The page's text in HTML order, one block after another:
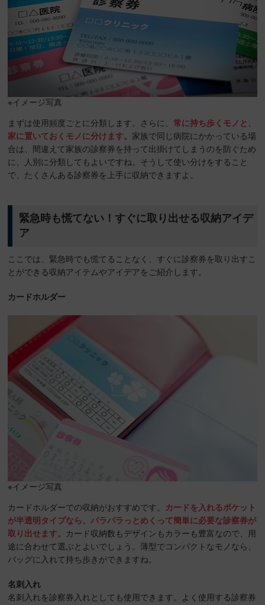
※イメージ写真
まずは使用頻度ごとに分類します。さらに、常に持ち歩くモノと、
家に置いておくモノに分けます。 家族で同じ病院にかかっている場
合は、間違えて家族の診察券を持って出掛けてしまうのを防ぐため
に、人別に分類してもよいですね。そうして使い分けをすること
で、たくさんある診察券を上手に収納できますよ。
緊急時も慌てない！すぐに取り出せる収納アイデ
ア
ここでは、緊急時でも慌てることなく、すぐに診察券を取り出すこ
とができる収納アイテムやアイデアをご紹介します。
カードホルダー
※イメージ写真
カードホルダーでの収納がおすすめです。 カードを入れるポケット
が半透明タイプなら、パラパラっとめくって簡単に必要な診察券が
取り出せます。 カード収納数もデザインもカラーも豊富なので、用
途に合わせて選ぶとよいでしょう。薄型でコンパクトなモノなら、
バッグに入れて持ち歩きができますね。
名刺入れ
名刺入れを診察券入れとしても使用できます。よく使用する診察券